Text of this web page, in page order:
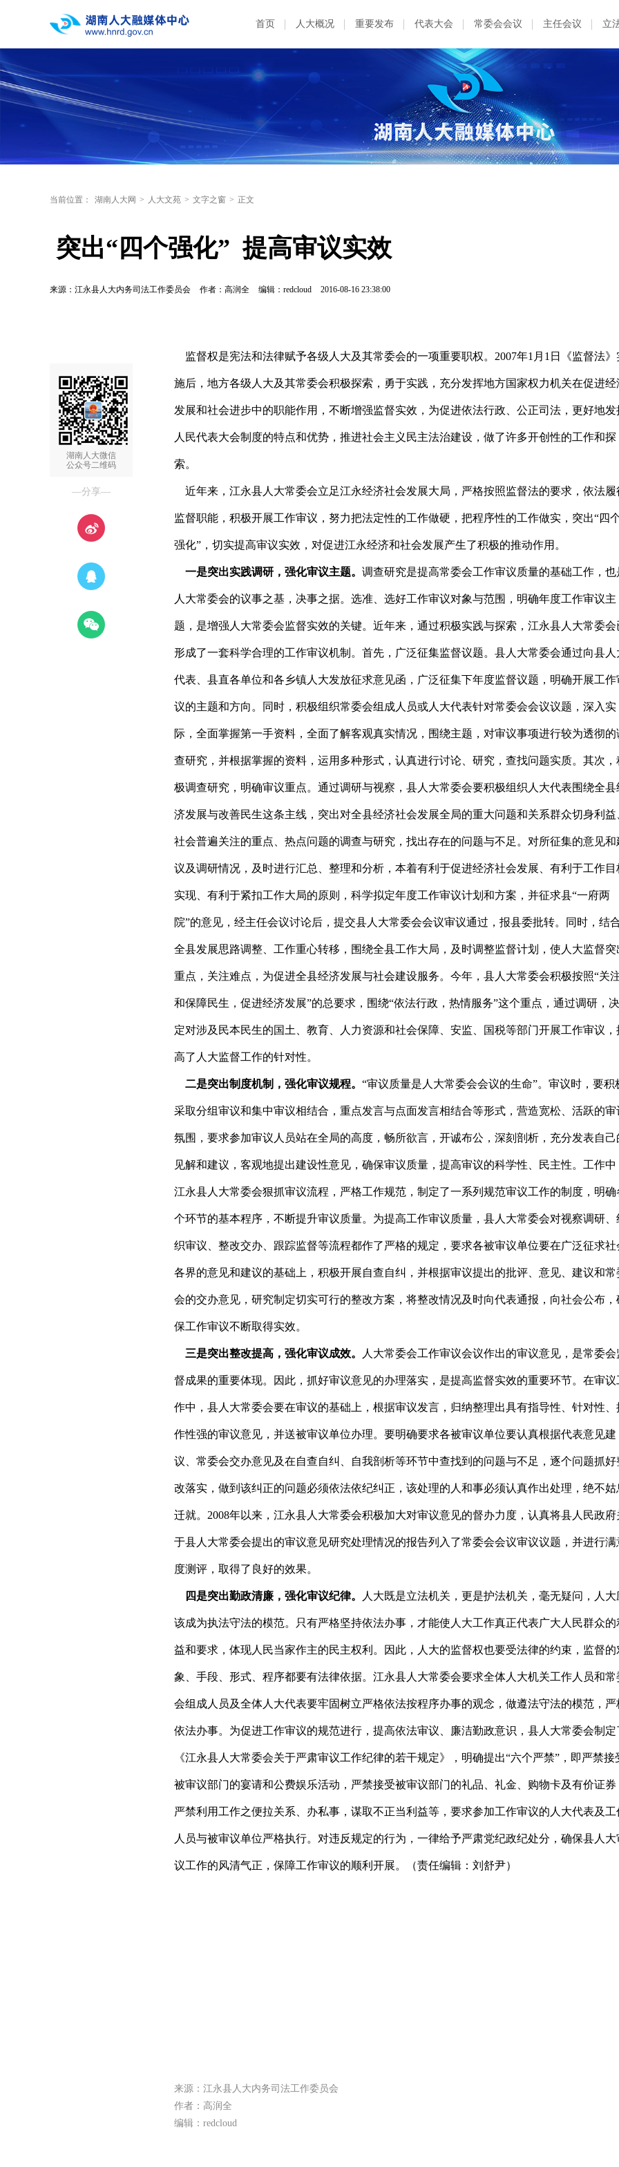
首页 人大概况 重要发布 代表大会 常委会会议 主任会议 立
当前位置： 湖南人大网 > 人大文苑 > 文字之窗 > 正文
突出“四个强化”  提高审议实效
来源：江永县人大内务司法工作委员会 作者：高润全 编辑：redcloud 2016-08-16 23:38:00
湖南人大微信
公众号二维码
—分享—
监督权是宪法和法律赋予各级人大及其常委会的一项重要职权。2007年1月1日《监督法》
施后，地方各级人大及其常委会积极探索，勇于实践，充分发挥地方国家权力机关在促进经
发展和社会进步中的职能作用，不断增强监督实效，为促进依法行政、公正司法，更好地发
人民代表大会制度的特点和优势，推进社会主义民主法治建设，做了许多开创性的工作和探
索。
近年来，江永县人大常委会立足江永经济社会发展大局，严格按照监督法的要求，依法履
监督职能，积极开展工作审议，努力把法定性的工作做硬，把程序性的工作做实，突出“四
强化”，切实提高审议实效，对促进江永经济和社会发展产生了积极的推动作用。
一是突出实践调研，强化审议主题。 调查研究是提高常委会工作审议质量的基础工作，也
人大常委会的议事之基，决事之据。选准、选好工作审议对象与范围，明确年度工作审议主
题，是增强人大常委会监督实效的关键。近年来，通过积极实践与探索，江永县人大常委会
形成了一套科学合理的工作审议机制。首先，广泛征集监督议题。县人大常委会通过向县人
代表、县直各单位和各乡镇人大发放征求意见函，广泛征集下年度监督议题，明确开展工作
议的主题和方向。同时，积极组织常委会组成人员或人大代表针对常委会会议议题，深入实
际，全面掌握第一手资料，全面了解客观真实情况，围绕主题，对审议事项进行较为透彻的
查研究，并根据掌握的资料，运用多种形式，认真进行讨论、研究，查找问题实质。其次，
极调查研究，明确审议重点。通过调研与视察，县人大常委会要积极组织人大代表围绕全县
济发展与改善民生这条主线，突出对全县经济社会发展全局的重大问题和关系群众切身利益
社会普遍关注的重点、热点问题的调查与研究，找出存在的问题与不足。对所征集的意见和
议及调研情况，及时进行汇总、整理和分析，本着有利于促进经济社会发展、有利于工作目
实现、有利于紧扣工作大局的原则，科学拟定年度工作审议计划和方案，并征求县“一府两
院”的意见，经主任会议讨论后，提交县人大常委会会议审议通过，报县委批转。同时，结
全县发展思路调整、工作重心转移，围绕全县工作大局，及时调整监督计划，使人大监督突
重点，关注难点，为促进全县经济发展与社会建设服务。今年，县人大常委会积极按照“关
和保障民生，促进经济发展”的总要求，围绕“依法行政，热情服务”这个重点，通过调研，决
定对涉及民本民生的国土、教育、人力资源和社会保障、安监、国税等部门开展工作审议，
高了人大监督工作的针对性。
二是突出制度机制，强化审议规程。 “审议质量是人大常委会会议的生命”。审议时，要积
采取分组审议和集中审议相结合，重点发言与点面发言相结合等形式，营造宽松、活跃的审
氛围，要求参加审议人员站在全局的高度，畅所欲言，开诚布公，深刻剖析，充分发表自己
见解和建议，客观地提出建设性意见，确保审议质量，提高审议的科学性、民主性。工作中
江永县人大常委会狠抓审议流程，严格工作规范，制定了一系列规范审议工作的制度，明确
个环节的基本程序，不断提升审议质量。为提高工作审议质量，县人大常委会对视察调研、
织审议、整改交办、跟踪监督等流程都作了严格的规定，要求各被审议单位要在广泛征求社
各界的意见和建议的基础上，积极开展自查自纠，并根据审议提出的批评、意见、建议和常
会的交办意见，研究制定切实可行的整改方案，将整改情况及时向代表通报，向社会公布，
保工作审议不断取得实效。
三是突出整改提高，强化审议成效。 人大常委会工作审议会议作出的审议意见，是常委会
督成果的重要体现。因此，抓好审议意见的办理落实，是提高监督实效的重要环节。在审议
作中，县人大常委会要在审议的基础上，根据审议发言，归纳整理出具有指导性、针对性、
作性强的审议意见，并送被审议单位办理。要明确要求各被审议单位要认真根据代表意见建
议、常委会交办意见及在自查自纠、自我剖析等环节中查找到的问题与不足，逐个问题抓好
改落实，做到该纠正的问题必须依法依纪纠正，该处理的人和事必须认真作出处理，绝不姑
迁就。2008年以来，江永县人大常委会积极加大对审议意见的督办力度，认真将县人民政府
于县人大常委会提出的审议意见研究处理情况的报告列入了常委会会议审议议题，并进行满
度测评，取得了良好的效果。
四是突出勤政清廉，强化审议纪律。 人大既是立法机关，更是护法机关，毫无疑问，人大
该成为执法守法的模范。只有严格坚持依法办事，才能使人大工作真正代表广大人民群众的
益和要求，体现人民当家作主的民主权利。因此，人大的监督权也要受法律的约束，监督的
象、手段、形式、程序都要有法律依据。江永县人大常委会要求全体人大机关工作人员和常
会组成人员及全体人大代表要牢固树立严格依法按程序办事的观念，做遵法守法的模范，严
依法办事。为促进工作审议的规范进行，提高依法审议、廉洁勤政意识，县人大常委会制定
《江永县人大常委会关于严肃审议工作纪律的若干规定》，明确提出“六个严禁”，即严禁接
被审议部门的宴请和公费娱乐活动，严禁接受被审议部门的礼品、礼金、购物卡及有价证券
严禁利用工作之便拉关系、办私事，谋取不正当利益等，要求参加工作审议的人大代表及工
人员与被审议单位严格执行。对违反规定的行为，一律给予严肃党纪政纪处分，确保县人大
议工作的风清气正，保障工作审议的顺利开展。（责任编辑：刘舒尹）
来源：江永县人大内务司法工作委员会
作者：高润全
编辑：redcloud